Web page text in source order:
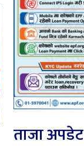
ताजा अपडेट